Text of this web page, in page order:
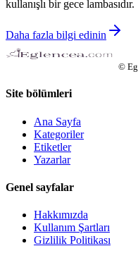
kullanışlı bir gece lambasıdır.
Daha fazla bilgi edinin
©
Site bölümleri
Ana Sayfa
Kategoriler
Etiketler
Yazarlar
Genel sayfalar
Hakkımızda
Kullanım Şartları
Gizlilik Politikası